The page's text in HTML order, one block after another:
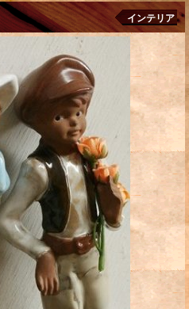
インテリア